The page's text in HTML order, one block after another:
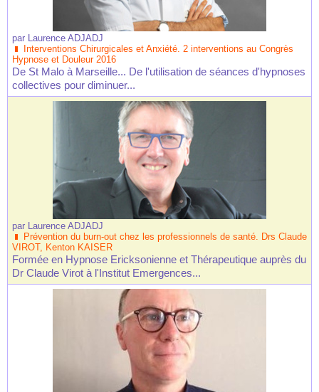
par Laurence ADJADJ
Interventions Chirurgicales et Anxiété. 2 interventions au Congrès
Hypnose et Douleur 2016
De St Malo à Marseille... De l'utilisation de séances d'hypnoses
collectives pour diminuer...
par Laurence ADJADJ
Prévention du burn-out chez les professionnels de santé. Drs Claude
VIROT, Kenton KAISER
Formée en Hypnose Ericksonienne et Thérapeutique auprès du
Dr Claude Virot à l'Institut Emergences...